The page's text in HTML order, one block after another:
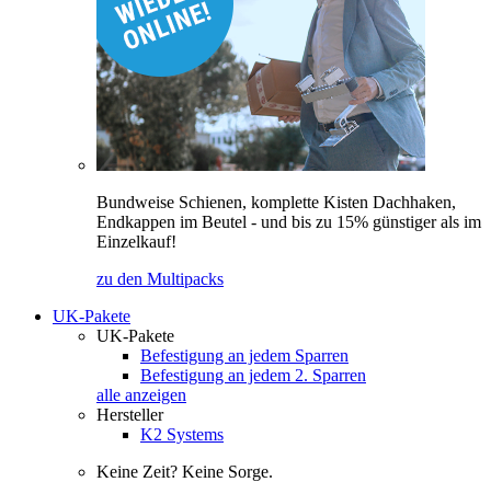
Bundweise Schienen, komplette Kisten Dachhaken,
Endkappen im Beutel - und bis zu 15% günstiger als im
Einzelkauf!
zu den Multipacks
UK-Pakete
UK-Pakete
Befestigung an jedem Sparren
Befestigung an jedem 2. Sparren
alle anzeigen
Hersteller
K2 Systems
Keine Zeit? Keine Sorge.